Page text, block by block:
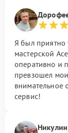
Я был приятно
мастерской
оперативно и
превзошел
внимательное
сервис!